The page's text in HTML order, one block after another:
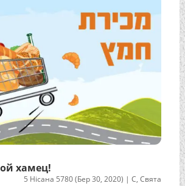
хамец!
5 Нісана 5780 (Бер 30, 2020) |С,Свята